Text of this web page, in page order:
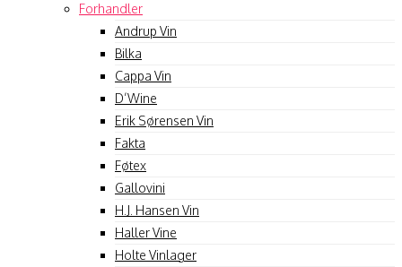
Forhandler
Andrup Vin
Bilka
Cappa Vin
D’Wine
Erik Sørensen Vin
Fakta
Føtex
Gallovini
H.J. Hansen Vin
Haller Vine
Holte Vinlager